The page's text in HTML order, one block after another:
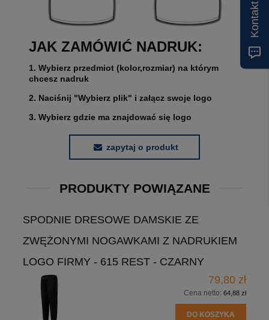
JAK ZAMÓWIĆ NADRUK:
1. Wybierz przedmiot (kolor,rozmiar) na którym
chcesz nadruk
2. Naciśnij "Wybierz plik" i załącz swoje logo
3. Wybierz gdzie ma znajdować się logo
zapytaj o produkt
PRODUKTY POWIĄZANE
SPODNIE DRESOWE DAMSKIE ZE
ZWĘŻONYMI NOGAWKAMI Z NADRUKIEM
LOGO FIRMY - 615 REST - CZARNY
79,80 zł
Cena netto: 64,88 zł
DO KOSZYKA
Kontakt